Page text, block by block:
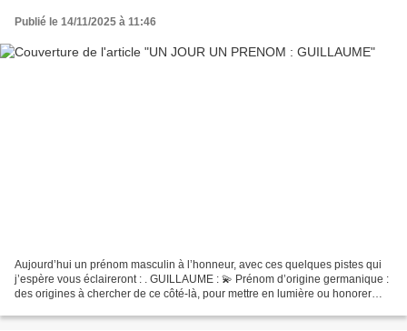
Publié le 14/11/2025 à 11:46
Aujourd’hui un prénom masculin à l’honneur, avec ces quelques pistes qui
j’espère vous éclaireront : . GUILLAUME : 💫 Prénom d’origine germanique :
des origines à chercher de ce côté-là, pour mettre en lumière ou honorer